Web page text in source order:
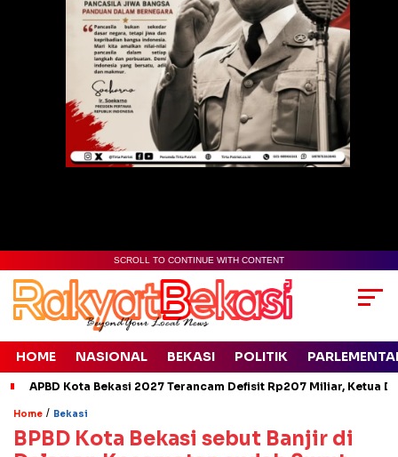
SCROLL TO CONTINUE WITH CONTENT
HOME NASIONAL BEKASI POLITIK
APBD Kota Bekasi 2027 Terancam Defisit Rp207 Miliar, Ketua
Home / Bekasi
BPBD Kota Bekasi sebut Banjir di